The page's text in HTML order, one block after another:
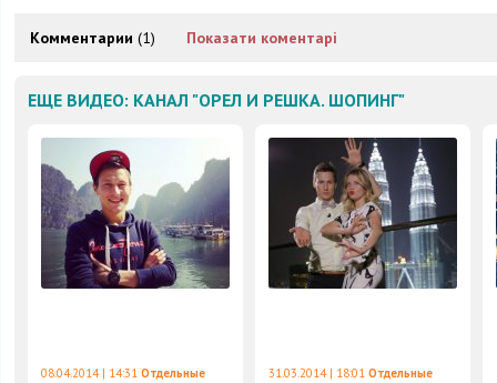
Комментарии (1) Показати коментарі
ЕЩЕ ВИДЕО: КАНАЛ "ОРЕЛ И РЕШКА. ШОПИНГ"
08.04.2014 | 14:31 Отдельные
31.03.2014 | 18:01 Отдельные